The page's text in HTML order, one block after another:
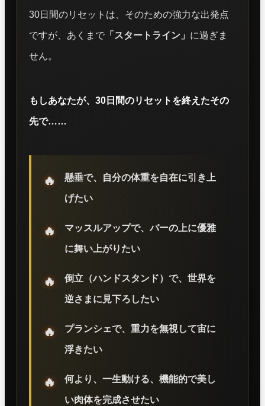
30日間のリセットは、そのための強力な出発点
ですが、あくまで 「スタートライン」 に過ぎま
せん。
もしあなたが、30日間のリセットを終えたその
先で……
🔥 懸垂で、自分の体重を自在に引き上
げたい
🔥 マッスルアップで、バーの上に優雅
に舞い上がりたい
🔥 倒立（ハンドスタンド） で、世界を
逆さまに見下ろしたい
🔥 プランシェで、重力を無視して宙に
浮きたい
🔥 何より、 一生動ける、機能的で美し
い肉体を完成させたい